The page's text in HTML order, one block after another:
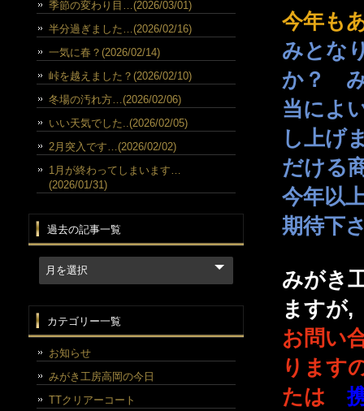
今年も
みとな
か？
当によ
し上げ
だける
今年以
期待下
みがき
ますが,
お問い
りま
たは
季節の変わり目…(2026/03/01)
半分過ぎました…(2026/02/16)
一気に春？(2026/02/14)
峠を越えました？(2026/02/10)
冬場の汚れ方…(2026/02/06)
いい天気でした..(2026/02/05)
2月突入です…(2026/02/02)
1月が終わってしまいます…
(2026/01/31)
過去の記事一覧
カテゴリー一覧
お知らせ
みがき工房高岡の今日
TTクリアーコート